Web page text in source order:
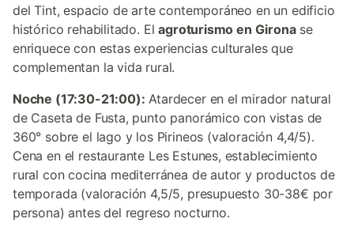
del Tint, espacio de arte contemporáneo en un edificio
histórico rehabilitado. Elagroturismo en Gironase
enriquece con estas experiencias culturales que
complementan la vida rural.
Noche (17:30-21:00): Atardecer en el mirador natural
de Caseta de Fusta, punto panorámico con vistas de
360° sobre el lago y los Pirineos (valoración 4,4/5).
Cena en el restaurante Les Estunes, establecimiento
rural con cocina mediterránea de autor y productos de
temporada (valoración 4,5/5, presupuesto 30-38€ por
persona) antes del regreso nocturno.